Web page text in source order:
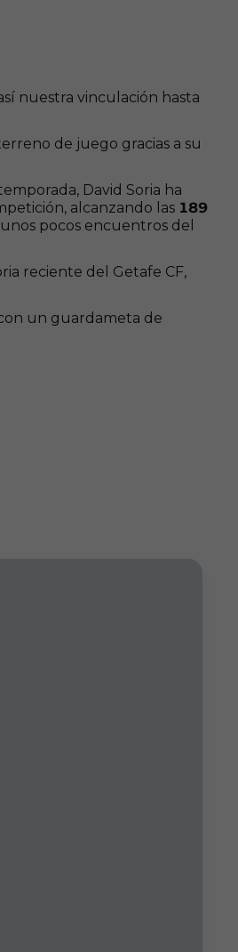
nuestra vinculación hasta
de juego gracias a su
David Soria ha
alcanzando las 189
pocos encuentros del
reciente del Getafe CF,
un guardameta de